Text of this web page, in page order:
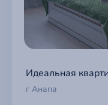
Идеальная
г Анапа